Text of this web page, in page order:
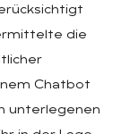
die
Chatbot
unterlegenen